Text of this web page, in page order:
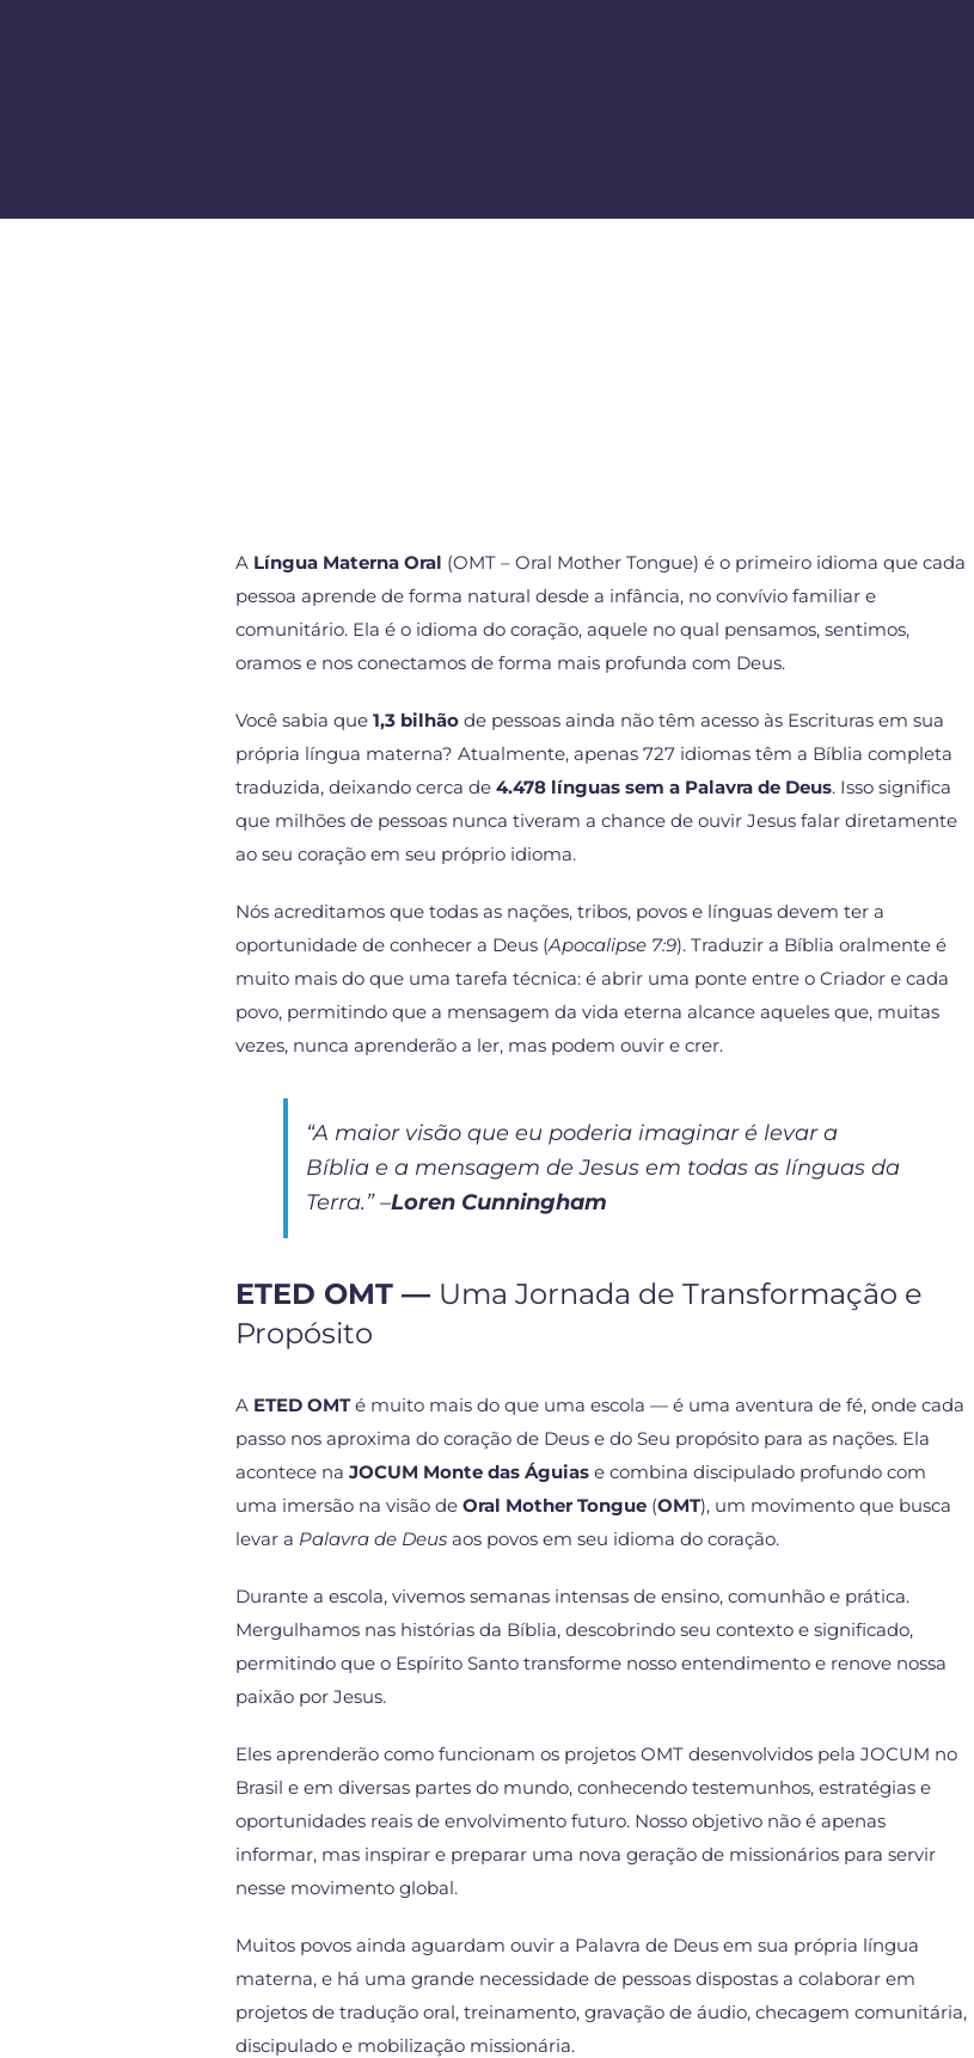
A Língua Materna Oral (OMT – Oral Mother Tongue) é o primeiro idioma que cada
pessoa aprende de forma natural desde a infância, no convívio familiar e
comunitário. Ela é o idioma do coração, aquele no qual pensamos, sentimos,
oramos e nos conectamos de forma mais profunda com Deus.
Você sabia que 1,3 bilhãode pessoas ainda não têm acesso às Escrituras em sua
própria língua materna? Atualmente, apenas 727 idiomas têm a Bíblia completa
traduzida, deixando cerca de 4.478 línguas sem a Palavra de Deus. Isso significa
que milhões de pessoas nunca tiveram a chance de ouvir Jesus falar diretamente
ao seu coração em seu próprio idioma.
Nós acreditamos que todas as nações, tribos, povos e línguas devem ter a
oportunidade de conhecer a Deus (Apocalipse 7:9). Traduzir a Bíblia oralmente é
muito mais do que uma tarefa técnica: é abrir uma ponte entre o Criador e cada
povo, permitindo que a mensagem da vida eterna alcance aqueles que, muitas
vezes, nunca aprenderão a ler, mas podem ouvir e crer.
“A maior visão que eu poderia imaginar é levar a
Bíblia e a mensagem de Jesus em todas as línguas da
Terra.” –Loren Cunningham
ETED OMT — Uma Jornada de Transformação e
Propósito
A ETED OMTé muito mais do que uma escola — é uma aventura de fé, onde cada
passo nos aproxima do coração de Deus e do Seu propósito para as nações. Ela
acontece na JOCUM Monte das Águiase combina discipulado profundo com
uma imersão na visão de Oral Mother Tongue(OMT), um movimento que busca
levar a Palavra de Deusaos povos em seu idioma do coração.
Durante a escola, vivemos semanas intensas de ensino, comunhão e prática.
Mergulhamos nas histórias da Bíblia, descobrindo seu contexto e significado,
permitindo que o Espírito Santo transforme nosso entendimento e renove nossa
paixão por Jesus.
Eles aprenderão como funcionam os projetos OMT desenvolvidos pela JOCUM no
Brasil e em diversas partes do mundo, conhecendo testemunhos, estratégias e
oportunidades reais de envolvimento futuro. Nosso objetivo não é apenas
informar, mas inspirar e preparar uma nova geração de missionários para servir
nesse movimento global.
Muitos povos ainda aguardam ouvir a Palavra de Deus em sua própria língua
materna, e há uma grande necessidade de pessoas dispostas a colaborar em
projetos de tradução oral, treinamento, gravação de áudio, checagem comunitária,
discipulado e mobilização missionária.